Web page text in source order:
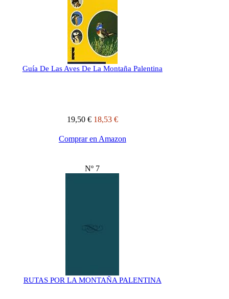
Guía De Las Aves De La Montaña Palentina
19,50 € 18,53 €
Comprar en Amazon
Nº 7
RUTAS POR LA MONTAÑA PALENTINA